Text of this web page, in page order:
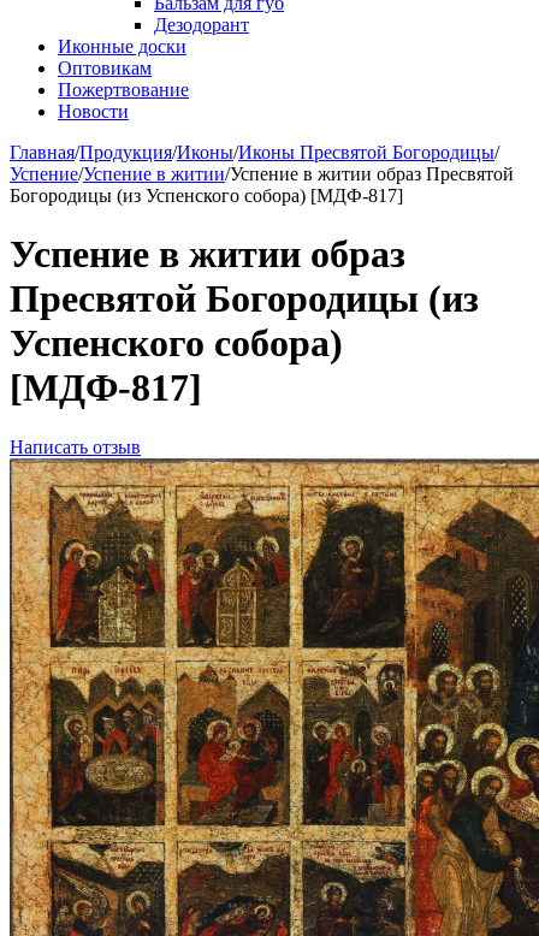
Дезодорант
Иконные доски
Оптовикам
Пожертвование
Новости
Главная/Продукция/Иконы/Иконы Пресвятой Богородицы/
Успение/Успение в житии/Успение в житии образ Пресвятой
Богородицы (из Успенского собора) [МДФ-817]
Успение в житии образ
Пресвятой Богородицы (из
Успенского собора)
[МДФ-817]
Написать отзыв